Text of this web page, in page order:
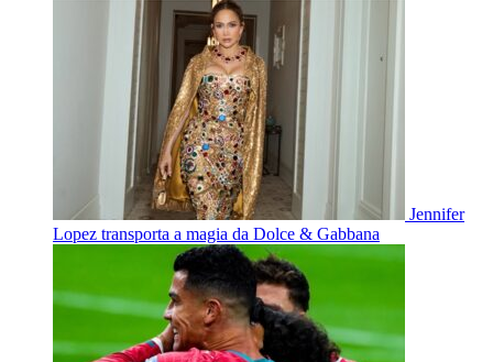
Jennifer
Lopez transporta a magia da Dolce & Gabbana